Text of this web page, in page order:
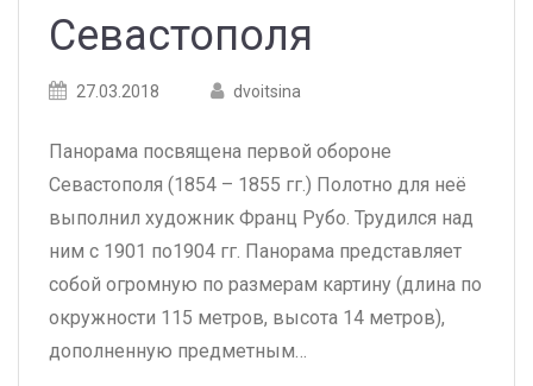
Севастополя
Posted27.03.2018
Posteddvoitsina
Панорама посвящена первой обороне
Севастополя (1854 – 1855 гг.) Полотно для неё
выполнил художник Франц Рубо. Трудился над
ним с 1901 по1904 гг. Панорама представляет
собой огромную по размерам картину (длина по
окружности 115 метров, высота 14 метров),
дополненную предметным…